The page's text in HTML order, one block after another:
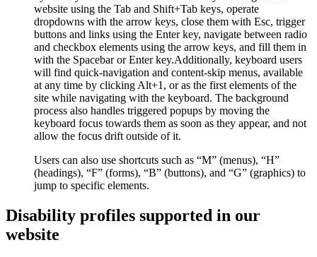
website using the Tab and Shift+Tab keys, operate
dropdowns with the arrow keys, close them with Esc, trigger
buttons and links using the Enter key, navigate between radio
and checkbox elements using the arrow keys, and fill them in
with the Spacebar or Enter key.Additionally, keyboard users
will find quick-navigation and content-skip menus, available
at any time by clicking Alt+1, or as the first elements of the
site while navigating with the keyboard. The background
process also handles triggered popups by moving the
keyboard focus towards them as soon as they appear, and not
allow the focus drift outside of it.
Users can also use shortcuts such as “M” (menus), “H”
(headings), “F” (forms), “B” (buttons), and “G” (graphics) to
jump to specific elements.
Disability profiles supported in our
website